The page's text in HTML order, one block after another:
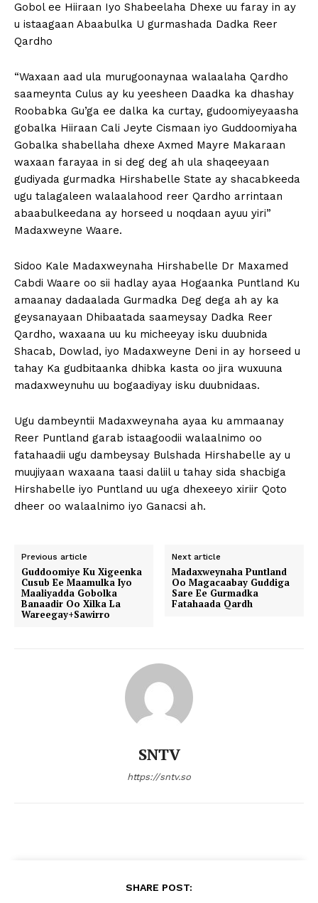
Gobol ee Hiiraan Iyo Shabeelaha Dhexe uu faray in ay
u istaagaan Abaabulka U gurmashada Dadka Reer
Qardho
“Waxaan aad ula murugoonaynaa walaalaha Qardho
saameynta Culus ay ku yeesheen Daadka ka dhashay
Roobabka Gu’ga ee dalka ka curtay, gudoomiyeyaasha
gobalka Hiiraan Cali Jeyte Cismaan iyo Guddoomiyaha
Gobalka shabellaha dhexe Axmed Mayre Makaraan
waxaan farayaa in si deg deg ah ula shaqeeyaan
gudiyada gurmadka Hirshabelle State ay shacabkeeda
ugu talagaleen walaalahood reer Qardho arrintaan
abaabulkeedana ay horseed u noqdaan ayuu yiri”
Madaxweyne Waare.
Sidoo Kale Madaxweynaha Hirshabelle Dr Maxamed
Cabdi Waare oo sii hadlay ayaa Hogaanka Puntland Ku
amaanay dadaalada Gurmadka Deg dega ah ay ka
geysanayaan Dhibaatada saameysay Dadka Reer
Qardho, waxaana uu ku micheeyay isku duubnida
Shacab, Dowlad, iyo Madaxweyne Deni in ay horseed u
tahay Ka gudbitaanka dhibka kasta oo jira wuxuuna
madaxweynuhu uu bogaadiyay isku duubnidaas.
Ugu dambeyntii Madaxweynaha ayaa ku ammaanay
Reer Puntland garab istaagoodii walaalnimo oo
fatahaadii ugu dambeysay Bulshada Hirshabelle ay u
muujiyaan waxaana taasi daliil u tahay sida shacbiga
Hirshabelle iyo Puntland uu uga dhexeeyo xiriir Qoto
dheer oo walaalnimo iyo Ganacsi ah.
Previous article
Guddoomiye Ku Xigeenka
Cusub Ee Maamulka Iyo
Maaliyadda Gobolka
Banaadir Oo Xilka La
Wareegay+Sawirro
Next article
Madaxweynaha Puntland
Oo Magacaabay Guddiga
Sare Ee Gurmadka
Fatahaada Qardh
SNTV
https://sntv.so
SHARE POST: